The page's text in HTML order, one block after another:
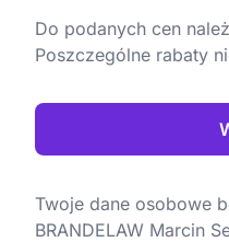
Do podanych cen
Poszczególne rabaty
Twoje dane osobowe
BRANDELAW Marcin